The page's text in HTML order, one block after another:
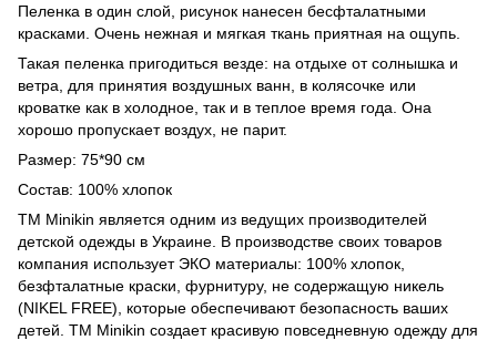
Пеленка в один слой, рисунок нанесен бесфталатными
красками. Очень нежная и мягкая ткань приятная на ощупь.
Такая пеленка пригодиться везде: на отдыхе от солнышка и
ветра, для принятия воздушных ванн, в колясочке или
кроватке как в холодное, так и в теплое время года. Она
хорошо пропускает воздух, не парит.
Размер: 75*90 см
Состав: 100% хлопок
ТМ Minikin является одним из ведущих производителей
детской одежды в Украине. В производстве своих товаров
компания использует ЭКО материалы: 100% хлопок,
безфталатные краски, фурнитуру, не содержащую никель
(NIKEL FREE), которые обеспечивают безопасность ваших
детей. ТМ Minikin создает красивую повседневную одежду для